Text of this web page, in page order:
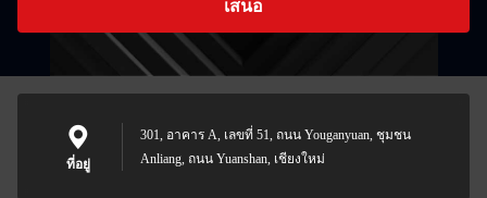
เสนอ
ที่อยู่
301, อาคาร A, เลขที่ 51, ถนน Youganyuan, ชุมชน
Anliang, ถนน Yuanshan, เชียงใหม่